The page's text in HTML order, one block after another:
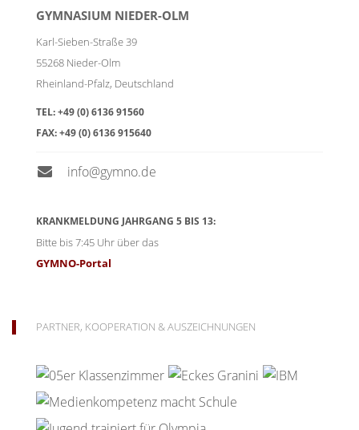
GYMNASIUM NIEDER-OLM
Karl-Sieben-Straße 39
55268 Nieder-Olm
Rheinland-Pfalz, Deutschland
TEL:+49 (0) 6136 91560
FAX:+49 (0) 6136 915640
info@gymno.de
KRANKMELDUNG JAHRGANG 5 BIS 13:
Bitte bis 7:45 Uhr über das
GYMNO-Portal
PARTNER, KOOPERATION & AUSZEICHNUNGEN